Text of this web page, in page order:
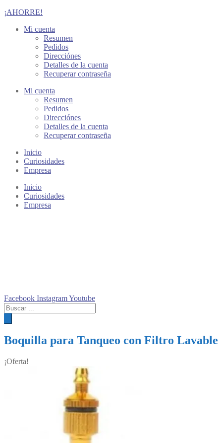
¡AHORRE!
Mi cuenta
Resumen
Pedidos
Direcciónes
Detalles de la cuenta
Recuperar contraseña
Mi cuenta
Resumen
Pedidos
Direcciónes
Detalles de la cuenta
Recuperar contraseña
Inicio
Curiosidades
Empresa
Inicio
Curiosidades
Empresa
Facebook InstagramYoutube
Búsqueda
de
productos
Boquilla para Tanqueo con Filtro Lavable
¡Oferta!